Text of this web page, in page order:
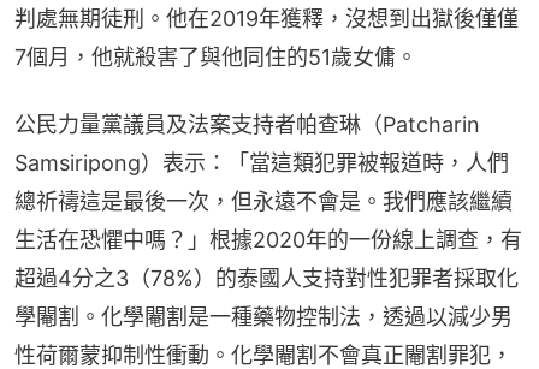
判處無期徒刑。他在2019年獲釋，沒想到出獄後僅僅
7個月，他就殺害了與他同住的51歲女傭。
公民力量黨議員及法案支持者帕查琳（Patcharin
Samsiripong）表示：「當這類犯罪被報道時，人們
總祈禱這是最後一次，但永遠不會是。我們應該繼續
生活在恐懼中嗎？」根據2020年的一份線上調查，有
超過4分之3（78%）的泰國人支持對性犯罪者採取化
學閹割。化學閹割是一種藥物控制法，透過以減少男
性荷爾蒙抑制性衝動。化學閹割不會真正閹割罪犯，